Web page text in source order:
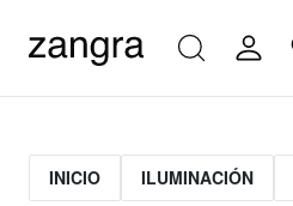
INICIO ILUMINACIÓN